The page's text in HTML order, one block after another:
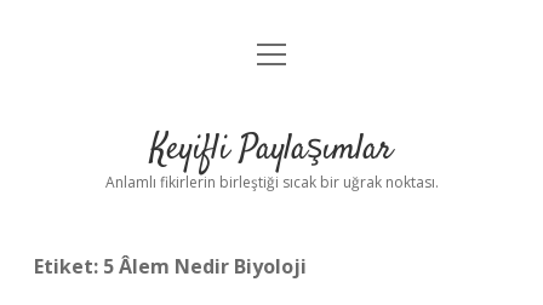
Anasayfa
Yasal Uyarı
menüyü
Keyifli Paylaşımlar
Anlamlı fikirlerin birleştiği sıcak bir uğrak noktası.
Etiket: 5 Âlem Nedir Biyoloji